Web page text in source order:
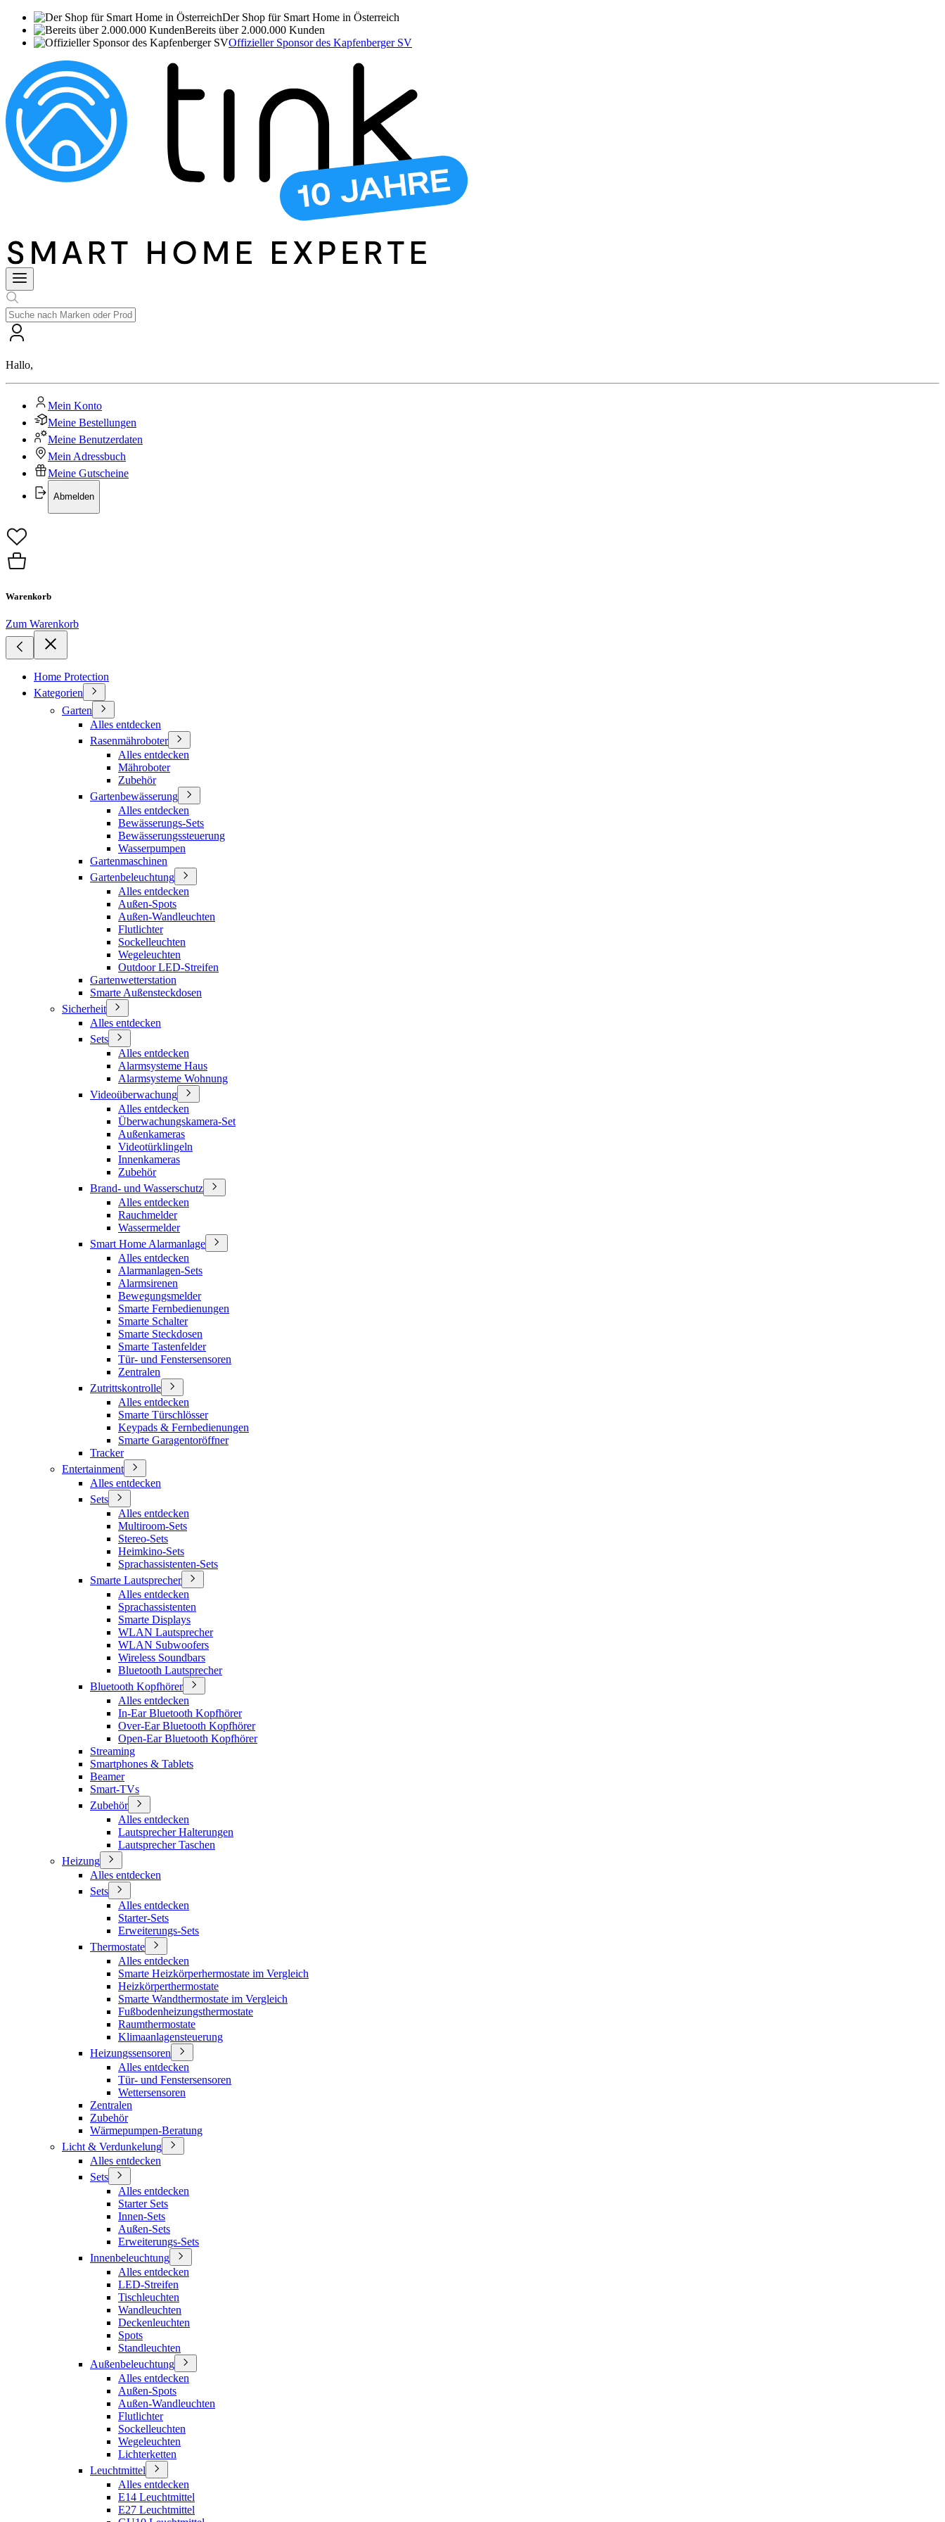
Der Shop für Smart Home in Österreich
Bereits über 2.000.000 Kunden
Offizieller Sponsor des Kapfenberger SV
Hallo,
Mein Konto
Meine Bestellungen
Meine Benutzerdaten
Mein Adressbuch
Meine Gutscheine
Abmelden
Warenkorb
Zum Warenkorb
Home Protection
Kategorien
Garten
Alles entdecken
Rasenmähroboter
Alles entdecken
Mähroboter
Zubehör
Gartenbewässerung
Alles entdecken
Bewässerungs-Sets
Bewässerungssteuerung
Wasserpumpen
Gartenmaschinen
Gartenbeleuchtung
Alles entdecken
Außen-Spots
Außen-Wandleuchten
Flutlichter
Sockelleuchten
Wegeleuchten
Outdoor LED-Streifen
Gartenwetterstation
Smarte Außensteckdosen
Sicherheit
Alles entdecken
Sets
Alles entdecken
Alarmsysteme Haus
Alarmsysteme Wohnung
Videoüberwachung
Alles entdecken
Überwachungskamera-Set
Außenkameras
Videotürklingeln
Innenkameras
Zubehör
Brand- und Wasserschutz
Alles entdecken
Rauchmelder
Wassermelder
Smart Home Alarmanlage
Alles entdecken
Alarmanlagen-Sets
Alarmsirenen
Bewegungsmelder
Smarte Fernbedienungen
Smarte Schalter
Smarte Steckdosen
Smarte Tastenfelder
Tür- und Fenstersensoren
Zentralen
Zutrittskontrolle
Alles entdecken
Smarte Türschlösser
Keypads & Fernbedienungen
Smarte Garagentoröffner
Tracker
Entertainment
Alles entdecken
Sets
Alles entdecken
Multiroom-Sets
Stereo-Sets
Heimkino-Sets
Sprachassistenten-Sets
Smarte Lautsprecher
Alles entdecken
Sprachassistenten
Smarte Displays
WLAN Lautsprecher
WLAN Subwoofers
Wireless Soundbars
Bluetooth Lautsprecher
Bluetooth Kopfhörer
Alles entdecken
In-Ear Bluetooth Kopfhörer
Over-Ear Bluetooth Kopfhörer
Open-Ear Bluetooth Kopfhörer
Streaming
Smartphones & Tablets
Beamer
Smart-TVs
Zubehör
Alles entdecken
Lautsprecher Halterungen
Lautsprecher Taschen
Heizung
Alles entdecken
Sets
Alles entdecken
Starter-Sets
Erweiterungs-Sets
Thermostate
Alles entdecken
Smarte Heizkörperhermostate im Vergleich
Heizkörperthermostate
Smarte Wandthermostate im Vergleich
Fußbodenheizungsthermostate
Raumthermostate
Klimaanlagensteuerung
Heizungssensoren
Alles entdecken
Tür- und Fenstersensoren
Wettersensoren
Zentralen
Zubehör
Wärmepumpen-Beratung
Licht & Verdunkelung
Alles entdecken
Sets
Alles entdecken
Starter Sets
Innen-Sets
Außen-Sets
Erweiterungs-Sets
Innenbeleuchtung
Alles entdecken
LED-Streifen
Tischleuchten
Wandleuchten
Deckenleuchten
Spots
Standleuchten
Außenbeleuchtung
Alles entdecken
Außen-Spots
Außen-Wandleuchten
Flutlichter
Sockelleuchten
Wegeleuchten
Lichterketten
Leuchtmittel
Alles entdecken
E14 Leuchtmittel
E27 Leuchtmittel